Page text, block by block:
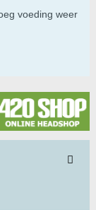
voeding weer